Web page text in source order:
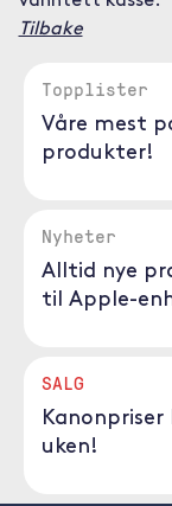
Tilbake
Topplister
Våre mest
produkter!
Nyheter
Alltid nye
til Apple-
SALG
Kanonpriser
uken!